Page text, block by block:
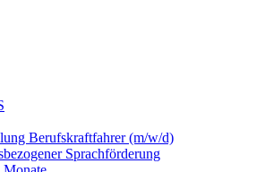
Berufskraftfahrer (m/w/d)
Sprachförderung